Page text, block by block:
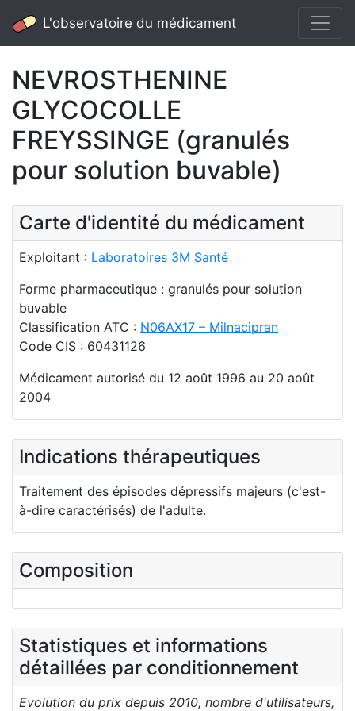
L'observatoire du médicament
NEVROSTHENINE
GLYCOCOLLE
FREYSSINGE (granulés
pour solution buvable)
Carte d'identité du médicament
Exploitant : Laboratoires 3M Santé
Forme pharmaceutique : granulés pour solution
buvable
Classification ATC : N06AX17 – Milnacipran
Code CIS : 60431126
Médicament autorisé du 12 août 1996 au 20 août
2004
Indications thérapeutiques
Traitement des épisodes dépressifs majeurs (c'est-
à-dire caractérisés) de l'adulte.
Composition
Statistiques et informations
détaillées par conditionnement
Evolution du prix depuis 2010, nombre d'utilisateurs,